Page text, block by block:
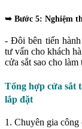
➥ Bước 5: Nghiệm
- Đôi bên tiến
tư vấn cho khách
cửa sắt sao cho
Tổng hợp cửa sắt
lắp đặt
1. Chuyên gia công